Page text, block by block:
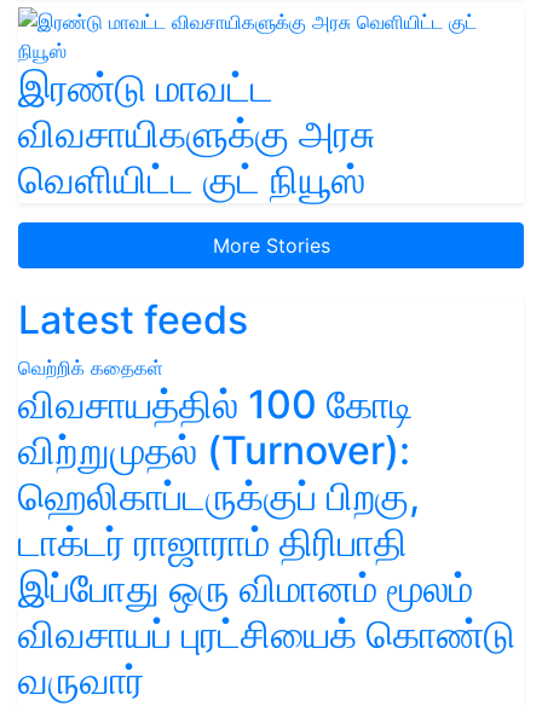
இரண்டு மாவட்ட
விவசாயிகளுக்கு அரசு
வெளியிட்ட குட் நியூஸ்
More Stories
Latest feeds
வெற்றிக் கதைகள்
விவசாயத்தில் 100 கோடி
விற்றுமுதல் (Turnover):
ஹெலிகாப்டருக்குப் பிறகு,
டாக்டர் ராஜாராம் திரிபாதி
இப்போது ஒரு விமானம் மூலம்
விவசாயப் புரட்சியைக் கொண்டு
வருவார்